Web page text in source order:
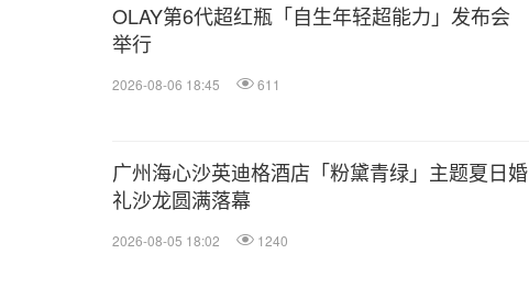
OLAY第6代超红瓶「自生年轻超能力」发布会
举行
2026-08-06 18:45 611
广州海心沙英迪格酒店「粉黛青绿」主题夏日婚
礼沙龙圆满落幕
2026-08-05 18:02 1240